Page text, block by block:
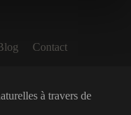
Contact
à travers de